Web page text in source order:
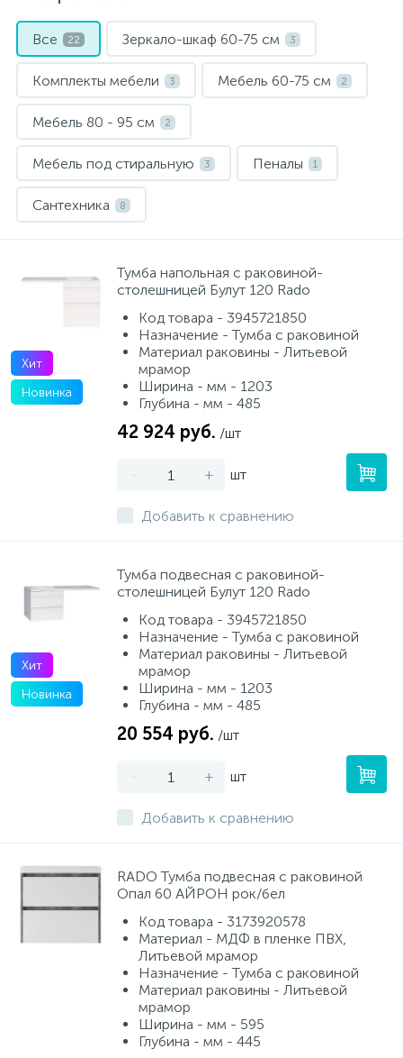
Все 22 Зеркало-шкаф 60-75 см 3
Комплекты мебели 3 Мебель 60-75 см 2
Мебель 80 - 95 см 2
Мебель под стиральную 3 Пеналы 1
Сантехника 8
Хит
Новинка
Тумба напольная с раковиной-
столешницей Булут 120 Rado
Код товара - 3945721850
Назначение - Тумба с раковиной
Материал раковины - Литьевой
мрамор
Ширина - мм - 1203
Глубина - мм - 485
42 924 руб. /шт
- + шт
Добавить к сравнению
Хит
Новинка
Тумба подвесная с раковиной-
столешницей Булут 120 Rado
Код товара - 3945721850
Назначение - Тумба с раковиной
Материал раковины - Литьевой
мрамор
Ширина - мм - 1203
Глубина - мм - 485
20 554 руб. /шт
- + шт
Добавить к сравнению
RADO Тумба подвесная с раковиной
Опал 60 АЙРОН рок/бел
Код товара - 3173920578
Материал - МДФ в пленке ПВХ,
Литьевой мрамор
Назначение - Тумба с раковиной
Материал раковины - Литьевой
мрамор
Ширина - мм - 595
Глубина - мм - 445
Мебель для ванной и зеркала
Раковины
Сантехника и оборудование для людей с ограниченными
возможностями.
Писсуары
Полотенцесушители
Душевые трапы
Сифоны и выпуски
Аксессуары для ванной
Внутрипольные конвектора
Электрические конвекторы
Электрический водонагреватель 65 л.
Электрический водонагреватель 75 л.
Электрический водонагреватель 80 л.
Электрический водонагреватель 100 л.
Электрический водонагреватель 120 л.
Электрический водонагреватель 150 л.